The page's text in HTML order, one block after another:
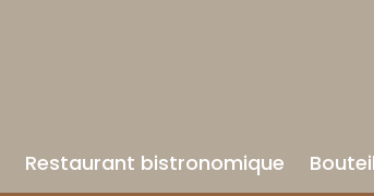
Restaurant bistronomique